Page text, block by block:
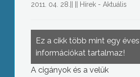
2011. 04. 28. Hírek - Aktuális
Ez a cikk több mint egy éves
információkat tartalmaz!
A cigányok és a velük